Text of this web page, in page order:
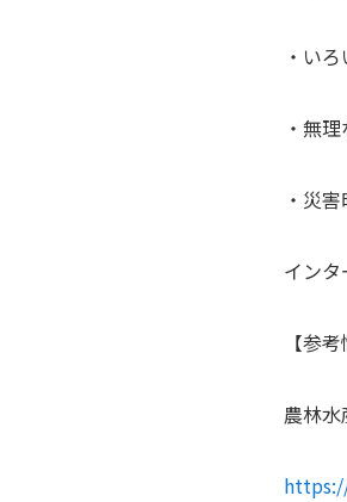
・い
・無
・災
イン
【参
農林